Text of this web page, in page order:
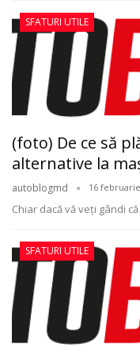
SFATURI UTILE
(foto) De ce să
alternative la
autoblogmd 16
Chiar dacă vă veţi gândi
SFATURI UTILE